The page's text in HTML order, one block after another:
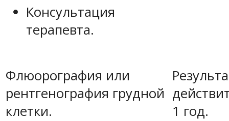
Консультация
терапевта.
Флюорография или
рентгенография грудной
клетки.
1 год.